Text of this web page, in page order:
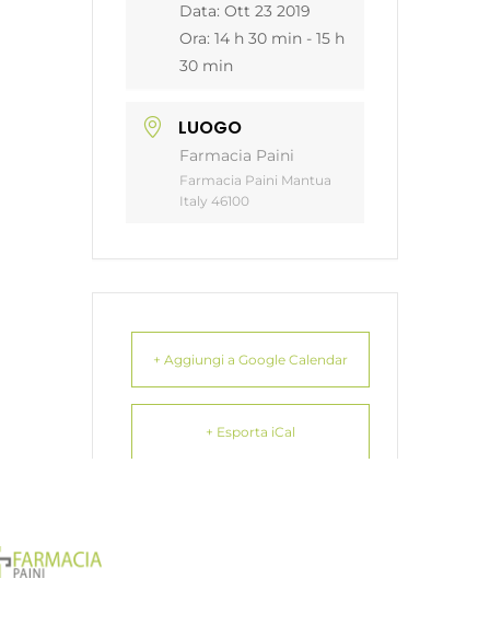
Data: Ott 23 2019
Ora: 14 h 30 min - 15 h
30 min
LUOGO
Farmacia Paini
Farmacia Paini Mantua
Italy 46100
+ Aggiungi a Google Calendar
+ Esporta iCal